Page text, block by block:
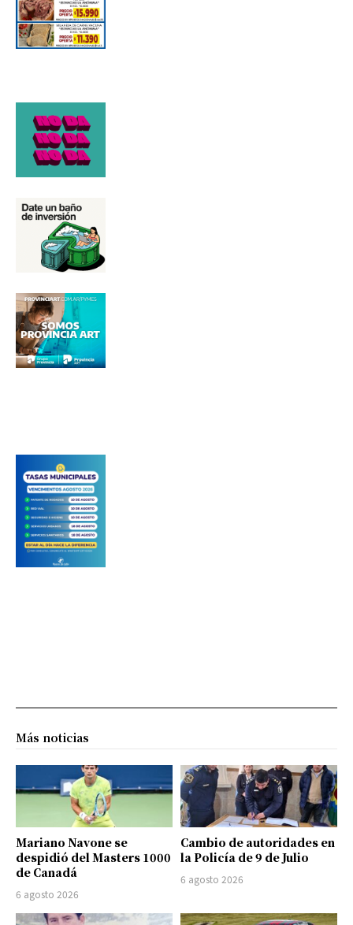
Más noticias
Mariano Navone se
despidió del Masters 1000
de Canadá
6 agosto 2026
Cambio de autoridades en
la Policía de 9 de Julio
6 agosto 2026